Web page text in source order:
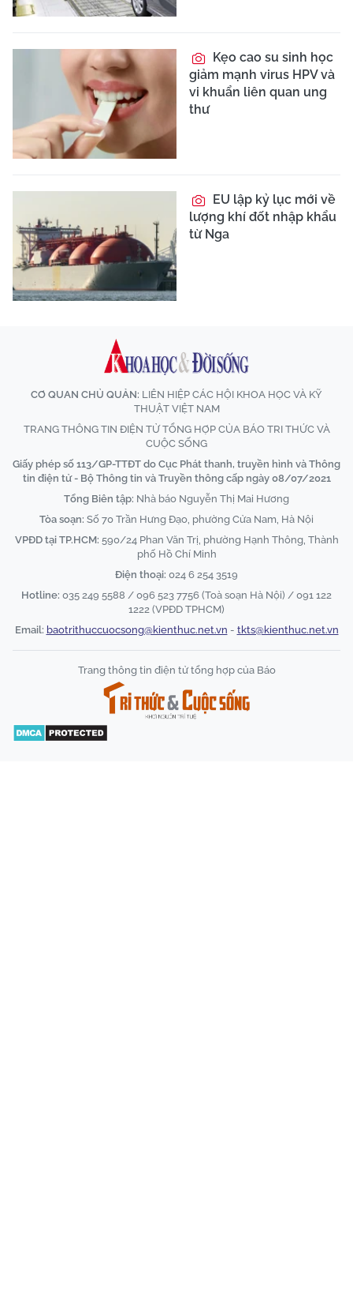
Kẹo cao su sinh học
giảm mạnh virus HPV và
vi khuẩn liên quan ung
thư
EU lập kỷ lục mới về
lượng khí đốt nhập khẩu
từ Nga
CƠ QUAN CHỦ QUẢN: LIÊN HIỆP CÁC HỘI KHOA HỌC VÀ KỸ
THUẬT VIỆT NAM
TRANG THÔNG TIN ĐIỆN TỬ TỔNG HỢP CỦA BÁO TRI THỨC VÀ
CUỘC SỐNG
Giấy phép số 113/GP-TTĐT do Cục Phát thanh, truyền hình và Thông
tin điện tử - Bộ Thông tin và Truyền thông cấp ngày 08/07/2021
Tổng Biên tập: Nhà báo Nguyễn Thị Mai Hương
Tòa soạn: Số 70 Trần Hưng Đạo, phường Cửa Nam, Hà Nội
VPĐD tại TP.HCM: 590/24 Phan Văn Trị, phường Hạnh Thông, Thành
phố Hồ Chí Minh
Điện thoại: 024 6 254 3519
Hotline: 035 249 5588 / 096 523 7756 (Toà soạn Hà Nội) / 091 122
1222 (VPĐD TPHCM)
Email: baotrithuccuocsong@kienthuc.net.vn - tkts@kienthuc.net.vn
Trang thông tin điện tử tổng hợp của Báo